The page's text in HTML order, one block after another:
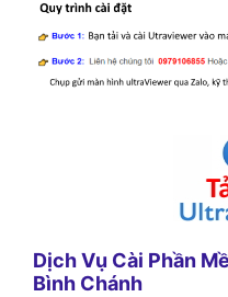
Dịch Vụ Cài Phần
Bình Chánh